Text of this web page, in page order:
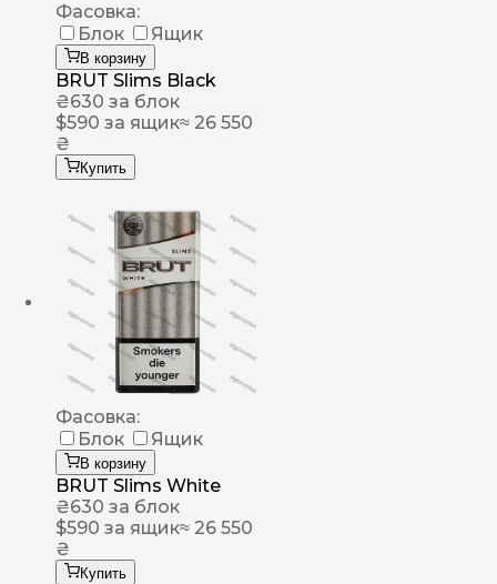
Фасовка:
Блок
Ящик
В корзину
BRUT Slims Black
₴630 за блок
$590 за ящик≈ 26 550
₴
Купить
Фасовка:
Блок
Ящик
В корзину
BRUT Slims White
₴630 за блок
$590 за ящик≈ 26 550
₴
Купить